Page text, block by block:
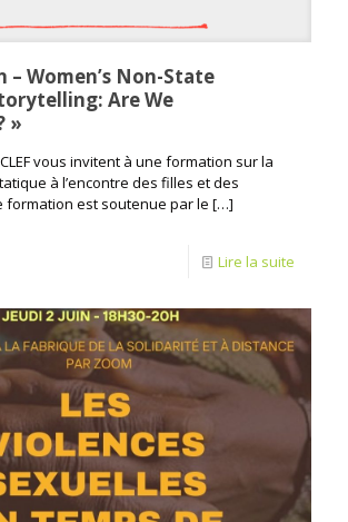
– Women’s Non-State
Are We
»
vous invitent à une formation sur la
à l’encontre des filles et des
formation est soutenue par le […]
Lire la suite